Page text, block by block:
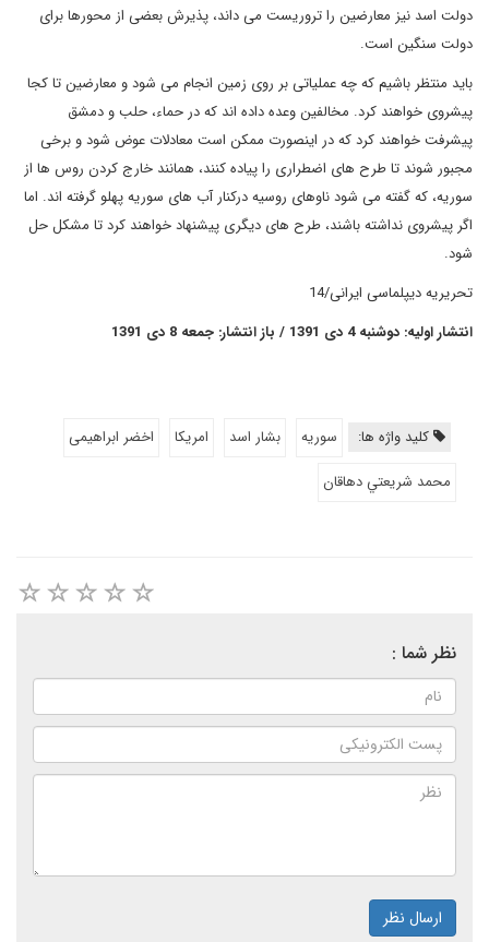
دولت اسد نیز معارضین را تروریست می داند، پذیرش بعضی از محورها برای
دولت سنگین است.
باید منتظر باشیم که چه عملیاتی بر روی زمین انجام می شود و معارضین تا کجا
پیشروی خواهند کرد. مخالفین وعده داده اند که در حماء، حلب و دمشق
پیشرفت خواهند کرد که در اینصورت ممکن است معادلات عوض شود و برخی
مجبور شوند تا طرح های اضطراری را پیاده کنند، همانند خارج کردن روس ها از
سوریه، که گفته می شود ناوهای روسیه درکنار آب های سوریه پهلو گرفته اند. اما
اگر پیشروی نداشته باشند، طرح های دیگری پیشنهاد خواهند کرد تا مشکل حل
شود.
تحریریه دیپلماسی ایرانی/14
انتشار اولیه: دوشنبه 4 دی 1391 / باز انتشار: جمعه 8 دی 1391
کلید واژه ها: سوریه بشار اسد امریکا
اخضر ابراهیمی
محمد شريعتي دهاقان
نظر شما :
ارسال نظر